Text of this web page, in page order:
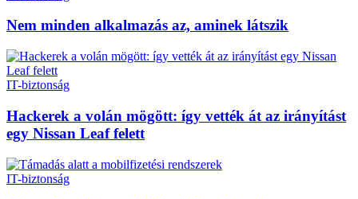
Nem minden alkalmazás az, aminek látszik
IT-biztonság
Hackerek a volán mögött: így vették át az irányítást
egy Nissan Leaf felett
IT-biztonság